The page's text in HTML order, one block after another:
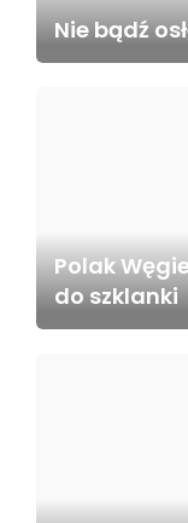
Nie bądź
Polak
do szklanki